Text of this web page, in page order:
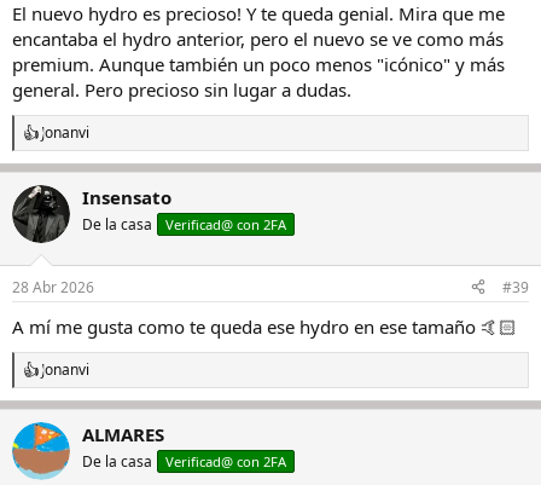
:
El nuevo hydro es precioso! Y te queda genial. Mira que me
encantaba el hydro anterior, pero el nuevo se ve como más
premium. Aunque también un poco menos "icónico" y más
general. Pero precioso sin lugar a dudas.
R
e
c
c
i
e
:
Jonanvi
Insensato
De la casa Verificad@ con 2FA
28 Abr 2026 #39
A mí me gusta como te queda ese hydro en ese tamaño 🤙🏻
R
e
a
c
c
i
Jonanvi
ALMARES
De la casa Verificad@ con 2FA